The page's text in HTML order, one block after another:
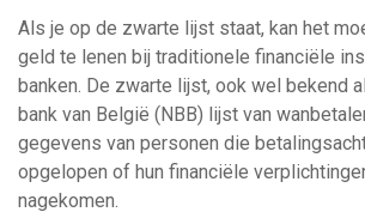
Als je op de zwarte lijst staat, kan het
geld te lenen bij traditionele financiële
banken. De zwarte lijst, ook wel bekend
bank van België (NBB) lijst van
gegevens van personen die
opgelopen of hun financiële
nagekomen.